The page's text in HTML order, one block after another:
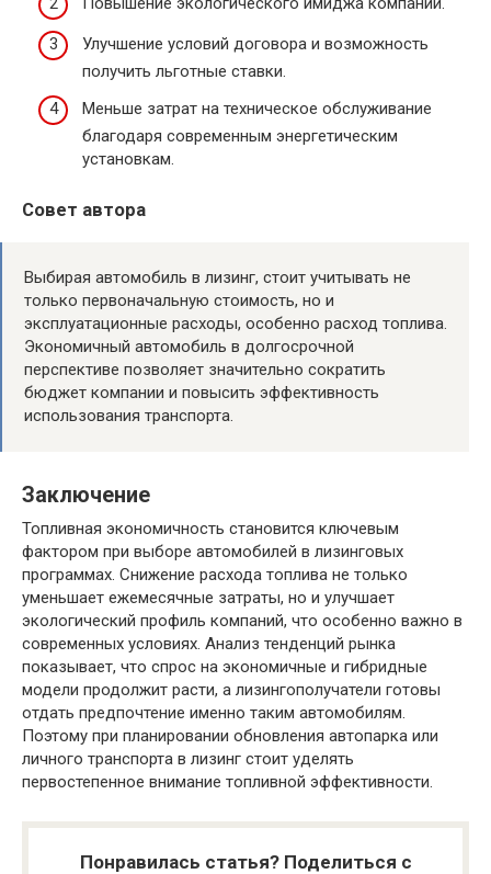
Улучшение условий договора и возможность
получить льготные ставки.
Меньше затрат на техническое обслуживание
благодаря современным энергетическим
установкам.
Совет автора
Выбирая автомобиль в лизинг, стоит учитывать не
только первоначальную стоимость, но и
эксплуатационные расходы, особенно расход топлива.
Экономичный автомобиль в долгосрочной
перспективе позволяет значительно сократить
бюджет компании и повысить эффективность
использования транспорта.
Заключение
Топливная экономичность становится ключевым
фактором при выборе автомобилей в лизинговых
программах. Снижение расхода топлива не только
уменьшает ежемесячные затраты, но и улучшает
экологический профиль компаний, что особенно важно в
современных условиях. Анализ тенденций рынка
показывает, что спрос на экономичные и гибридные
модели продолжит расти, а лизингополучатели готовы
отдать предпочтение именно таким автомобилям.
Поэтому при планировании обновления автопарка или
личного транспорта в лизинг стоит уделять
первостепенное внимание топливной эффективности.
Понравилась статья? Поделиться с